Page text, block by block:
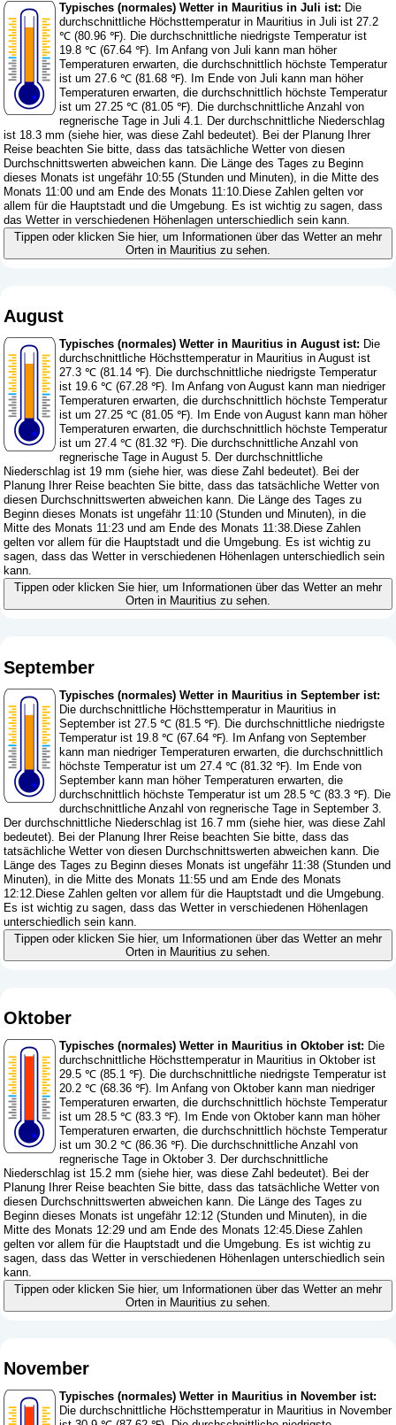
Typisches (normales) Wetter in Mauritius in Juli ist: Die
durchschnittliche Höchsttemperatur in Mauritius in Juli ist 27.2
℃ (80.96 ℉). Die durchschnittliche niedrigste Temperatur ist
19.8 ℃ (67.64 ℉). Im Anfang von Juli kann man höher
Temperaturen erwarten, die durchschnittlich höchste Temperatur
ist um 27.6 ℃ (81.68 ℉). Im Ende von Juli kann man höher
Temperaturen erwarten, die durchschnittlich höchste Temperatur
ist um 27.25 ℃ (81.05 ℉). Die durchschnittliche Anzahl von
regnerische Tage in Juli 4.1. Der durchschnittliche Niederschlag
ist 18.3 mm (siehe hier, was diese Zahl bedeutet). Bei der Planung Ihrer
Reise beachten Sie bitte, dass das tatsächliche Wetter von diesen
Durchschnittswerten abweichen kann. Die Länge des Tages zu Beginn
dieses Monats ist ungefähr 10:55 (Stunden und Minuten), in die Mitte des
Monats 11:00 und am Ende des Monats 11:10.Diese Zahlen gelten vor
allem für die Hauptstadt und die Umgebung. Es ist wichtig zu sagen, dass
das Wetter in verschiedenen Höhenlagen unterschiedlich sein kann.
Tippen oder klicken Sie hier, um Informationen über das Wetter an mehr
Orten in Mauritius zu sehen.
August
Typisches (normales) Wetter in Mauritius in August ist: Die
durchschnittliche Höchsttemperatur in Mauritius in August ist
27.3 ℃ (81.14 ℉). Die durchschnittliche niedrigste Temperatur
ist 19.6 ℃ (67.28 ℉). Im Anfang von August kann man niedriger
Temperaturen erwarten, die durchschnittlich höchste Temperatur
ist um 27.25 ℃ (81.05 ℉). Im Ende von August kann man höher
Temperaturen erwarten, die durchschnittlich höchste Temperatur
ist um 27.4 ℃ (81.32 ℉). Die durchschnittliche Anzahl von
regnerische Tage in August 5. Der durchschnittliche
Niederschlag ist 19 mm (siehe hier, was diese Zahl bedeutet). Bei der
Planung Ihrer Reise beachten Sie bitte, dass das tatsächliche Wetter von
diesen Durchschnittswerten abweichen kann. Die Länge des Tages zu
Beginn dieses Monats ist ungefähr 11:10 (Stunden und Minuten), in die
Mitte des Monats 11:23 und am Ende des Monats 11:38.Diese Zahlen
gelten vor allem für die Hauptstadt und die Umgebung. Es ist wichtig zu
sagen, dass das Wetter in verschiedenen Höhenlagen unterschiedlich sein
kann.
Tippen oder klicken Sie hier, um Informationen über das Wetter an mehr
Orten in Mauritius zu sehen.
September
Typisches (normales) Wetter in Mauritius in September ist:
Die durchschnittliche Höchsttemperatur in Mauritius in
September ist 27.5 ℃ (81.5 ℉). Die durchschnittliche niedrigste
Temperatur ist 19.8 ℃ (67.64 ℉). Im Anfang von September
kann man niedriger Temperaturen erwarten, die durchschnittlich
höchste Temperatur ist um 27.4 ℃ (81.32 ℉). Im Ende von
September kann man höher Temperaturen erwarten, die
durchschnittlich höchste Temperatur ist um 28.5 ℃ (83.3 ℉). Die
durchschnittliche Anzahl von regnerische Tage in September 3.
Der durchschnittliche Niederschlag ist 16.7 mm (siehe hier, was diese Zahl
bedeutet). Bei der Planung Ihrer Reise beachten Sie bitte, dass das
tatsächliche Wetter von diesen Durchschnittswerten abweichen kann. Die
Länge des Tages zu Beginn dieses Monats ist ungefähr 11:38 (Stunden und
Minuten), in die Mitte des Monats 11:55 und am Ende des Monats
12:12.Diese Zahlen gelten vor allem für die Hauptstadt und die Umgebung.
Es ist wichtig zu sagen, dass das Wetter in verschiedenen Höhenlagen
unterschiedlich sein kann.
Tippen oder klicken Sie hier, um Informationen über das Wetter an mehr
Orten in Mauritius zu sehen.
Oktober
Typisches (normales) Wetter in Mauritius in Oktober ist: Die
durchschnittliche Höchsttemperatur in Mauritius in Oktober ist
29.5 ℃ (85.1 ℉). Die durchschnittliche niedrigste Temperatur ist
20.2 ℃ (68.36 ℉). Im Anfang von Oktober kann man niedriger
Temperaturen erwarten, die durchschnittlich höchste Temperatur
ist um 28.5 ℃ (83.3 ℉). Im Ende von Oktober kann man höher
Temperaturen erwarten, die durchschnittlich höchste Temperatur
ist um 30.2 ℃ (86.36 ℉). Die durchschnittliche Anzahl von
regnerische Tage in Oktober 3. Der durchschnittliche
Niederschlag ist 15.2 mm (siehe hier, was diese Zahl bedeutet). Bei der
Planung Ihrer Reise beachten Sie bitte, dass das tatsächliche Wetter von
diesen Durchschnittswerten abweichen kann. Die Länge des Tages zu
Beginn dieses Monats ist ungefähr 12:12 (Stunden und Minuten), in die
Mitte des Monats 12:29 und am Ende des Monats 12:45.Diese Zahlen
gelten vor allem für die Hauptstadt und die Umgebung. Es ist wichtig zu
sagen, dass das Wetter in verschiedenen Höhenlagen unterschiedlich sein
kann.
Tippen oder klicken Sie hier, um Informationen über das Wetter an mehr
Orten in Mauritius zu sehen.
November
Typisches (normales) Wetter in Mauritius in November ist:
Die durchschnittliche Höchsttemperatur in Mauritius in November